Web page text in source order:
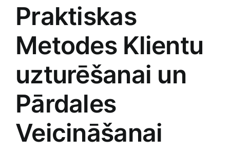
Praktiskas⁣
Metodes Klientu
‍uzturēšanai un
Pārdales​
Veicināšanai